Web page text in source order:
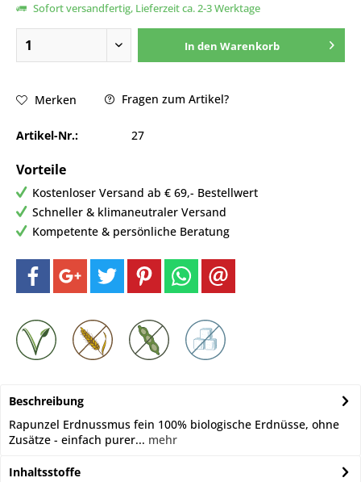
Sofort versandfertig, Lieferzeit ca. 2-3 Werktage
In den Warenkorb
Merken Fragen zum Artikel?
Artikel-Nr.: 27
Vorteile
Kostenloser Versand ab € 69,- Bestellwert
Schneller & klimaneutraler Versand
Kompetente & persönliche Beratung
Beschreibung
Rapunzel Erdnussmus fein 100% biologische Erdnüsse, ohne
Zusätze - einfach purer... mehr
Inhaltsstoffe